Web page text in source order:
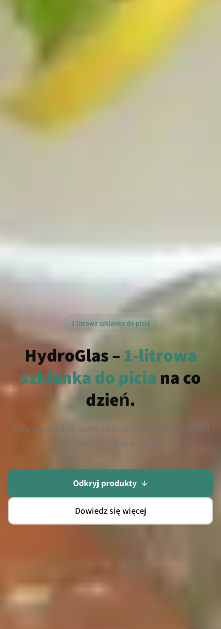
1-litrowa szklanka do picia
HydroGlas –1-litrowa
szklanka do picia na co
dzień.
Duża szklanka do wody z borokrzemu o pojemności 1
litra – do domu, biura i na stół.
Odkryj produkty
Dowiedz się więcej